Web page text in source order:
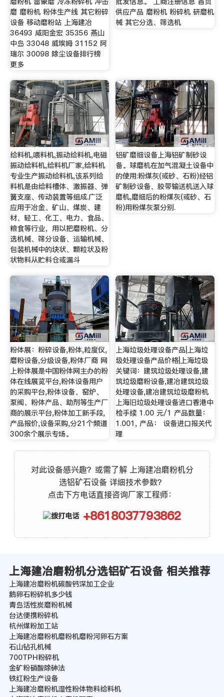
磨 磨粉机 粉体生产线 其它粉碎
设备 移动磨粉站 上海建冶
36493 咸阳金宏 35356 燕山
中岛 33048 威埃姆 31152 阿
瑞尔 30098 除尘设备排行榜
更多
供应产品 磨粉机 粉碎机 研磨机
械 其它分选、筛选机
给料机,喂料机,振动给料机,电磁
振动给料机,给料机厂家,给料机
专业生产振动给料机,该系列给
料机是由给料槽体、激振器、弹
簧支座、传动装置等组成.广泛
应用于冶金、矿山、煤炭、建
材、轻工、化工、电力、食品、
粮食等行业，用以把磨粉机、分
选机械、筛分设备、运输机械、
包装机械中的块状、颗粒状及粉
状物料从贮料仓或漏斗
铝矿磨细设备上海铝矿制砂设
备。球磨机在加气混凝土设备中
的使用:粉煤灰(或砂、石粉)经铝
矿制砂设备、胶带输送机送入球
磨机,磨细后的粉煤灰(或砂、石
粉)用粉煤灰泵分别.
粉体展：粉碎设备,粉体,粒度仪,
磨粉设备,分级设备,粉体厂商 网
上粉体展是中国粉体网主办的粉
体在线展览平台,粉体设备用户
的采购平台,粉体设备、窑炉、
泵阀、粉体产品、助剂等生产厂
商的展示平台,粉体加工新手段,
产品报价,设备采购,分21个频道
300余个展示专场。
上海垃圾处理设备产品|上海垃
圾处理设备产品价格|上海垃圾
关键词：建筑垃圾处理设备,建
筑垃圾磨粉设备,建冶建筑垃圾
处理设备,建冶建筑垃圾磨粉机
上海旧垃圾处理设备进口香港中
检手续 1.00 元/1 产品数量：
1.001, 产品： 设备进口报关代
理
对此设备感兴趣？或需了解 上海建冶磨粉机分
选铝矿石设备 详细技术参数？
点击下方电话直接咨询厂家工程师：
+8618037793862
上海建冶磨粉机分选铝矿石设备 相关推荐
上海建冶磨粉机碳酸钙深加工企业
鹅卵石粉碎机多少钱
青岛活性炭磨粉机械
台达便携粉碎机
杭州煤粉加工站
上海建冶磨粉机磨粉机磨粉河卵石方案
石山钻孔机械
700TPH粉碎机
金矿粉硝酸除砷法
铁红粉生产设备
上海建冶磨粉机湿性粉体物料给料机